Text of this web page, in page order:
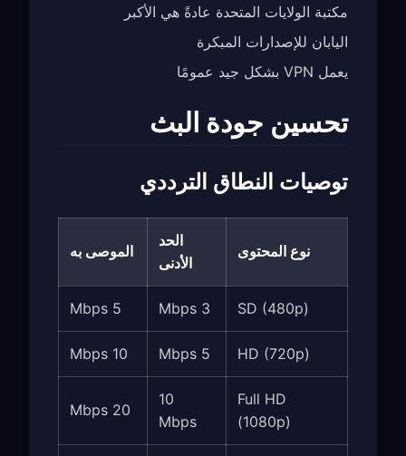
مكتبة الولايات المتحدة عادةً هي الأكبر
اليابان للإصدارات المبكرة
يعمل VPN بشكل جيد عمومًا
تحسين جودة البث
توصيات النطاق الترددي
نوع المحتوى
الحد
الأدنى
الموصى به
SD (480p)
3 Mbps
5 Mbps
HD (720p)
5 Mbps
10 Mbps
Full HD
(1080p)
10
Mbps
20 Mbps